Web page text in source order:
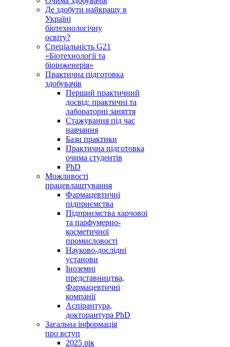
Де здобути найкращу в
Україні
біотехнологічну
освіту?
Спеціальність G21
«Біотехнології та
біоінженерія»
Практична підготовка
здобувачів
Перший практичний
досвід: практичні та
лабораторні заняття
Стажування під час
навчання
Бази практики
Практична підготовка
очима студентів
PhD
Можливості
працевлаштування
Фармацевтичні
підприємства
Підприємства харчової
та парфумерно-
косметичної
промисловості
Науково-дослідні
установи
Іноземні
представництва,
Фармацевтичні
компанії
Аспірантура,
докторантура PhD
Загальна інформація
про вступ
2025 рік